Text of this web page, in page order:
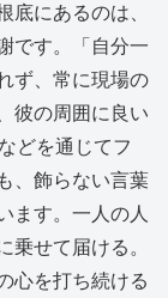
底にあるのは、
です。「自分一
ず、常に現場の
彼の周囲に良い
どを通じてフ
、飾らない言葉
ます。一人の人
乗せて届ける。
心を打ち続ける